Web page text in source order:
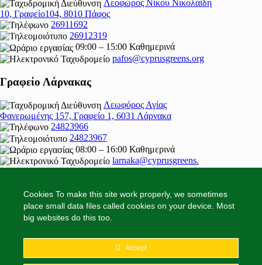
Λεοφώρος Νίκου Νικολαίδη
10, Γραφείο104, 8010 Πάφος
26911692
26912319
09:00 – 15:00 Καθημερινά
pafos@cyprusgreens.org
Γραφείο Λάρνακας
Λεωφόρος Αγίας
Φανερωμένης 157, Γραφείο 1, 6031 Λάρνακα
24823966
24823967
08:00 – 16:00 Καθημερινά
larnaka@cyprusgreens.
Follow
Cookies To make this site work properly, we sometimes
place small data files called cookies on your device. Most
big websites do this too.
Accept